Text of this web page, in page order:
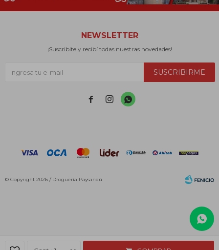
NEWSLETTER
¡Suscribite y recibí todas nuestras novedades!
SUSCRIBIRME
  
© Copyright 2026 / Droguería Paysandú